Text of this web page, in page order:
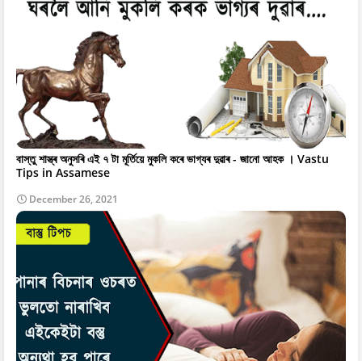
বাস্তু শাস্ত্ৰ অনুসৰি এই ৭ টা মূৰ্তিয়ে মুকলি কৰে ভাগ্যৰ দুৱাৰ - জানো আহক । Vastu
Tips in Assamese
December 26, 2021